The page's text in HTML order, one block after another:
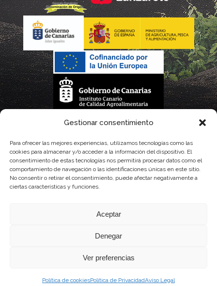
Gestionar consentimiento
Para ofrecer las mejores experiencias, utilizamos tecnologías como las
cookies para almacenar y/o acceder a la información del dispositivo. El
consentimiento de estas tecnologías nos permitirá procesar datos como el
comportamiento de navegación o las identificaciones únicas en este sitio.
No consentir o retirar el consentimiento, puede afectar negativamente a
ciertas características y funciones.
Aceptar
Denegar
Ver preferencias
Política de cookiesPolítica de PrivacidadAviso Legal
La gestión de la DOP Lanzarote realizada por este Consejo Regulador es financiada,
con fondos provenientes del presupuesto de gastos del Instituto Canario de
Calidad Agroalimentaria